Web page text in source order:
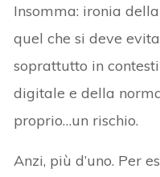
Insomma: ironia
quel che si deve
soprattutto in
digitale e della
proprio…un rischio.
Anzi, più d’uno. Per